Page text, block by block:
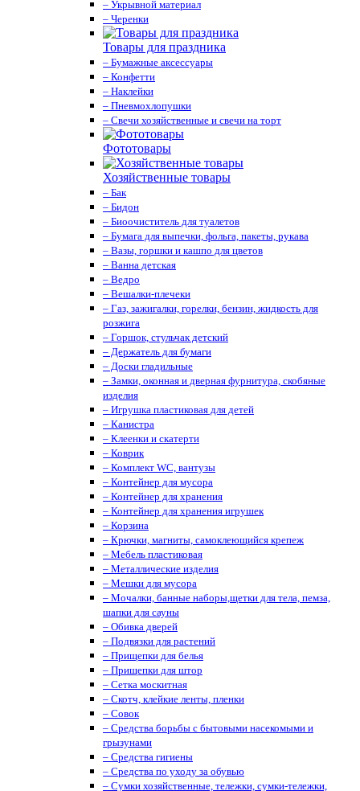
– Укрывной материал
– Черенки
Товары для праздника
– Бумажные аксессуары
– Конфетти
– Наклейки
– Пневмохлопушки
– Свечи хозяйственные и свечи на торт
Фототовары
Хозяйственные товары
– Бак
– Бидон
– Биоочиститель для туалетов
– Бумага для выпечки, фольга, пакеты, рукава
– Вазы, горшки и кашпо для цветов
– Ванна детская
– Ведро
– Вешалки-плечеки
– Газ, зажигалки, горелки, бензин, жидкость для
розжига
– Горшок, стульчак детский
– Держатель для бумаги
– Доски гладильные
– Замки, оконная и дверная фурнитура, скобяные
изделия
– Игрушка пластиковая для детей
– Канистра
– Клеенки и скатерти
– Коврик
– Комплект WC, вантузы
– Контейнер для мусора
– Контейнер для хранения
– Контейнер для хранения игрушек
– Корзина
– Крючки, магниты, cамоклеющийся крепеж
– Мебель пластиковая
– Металлические изделия
– Мешки для мусора
– Мочалки, банные наборы,щетки для тела, пемза,
шапки для сауны
– Обивка дверей
– Подвязки для растений
– Прищепки для белья
– Прищепки для штор
– Сетка москитная
– Скотч, клейкие ленты, пленки
– Совок
– Средства борьбы с бытовыми насекомыми и
грызунами
– Средства гигиены
– Средства по уходу за обувью
– Сумки хозяйственные, тележки, сумки-тележки,